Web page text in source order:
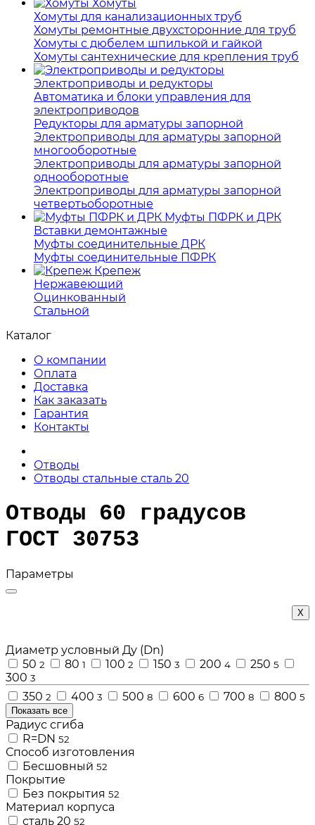
Хомуты
Хомуты для канализационных труб
Хомуты ремонтные двухсторонние для труб
Хомуты с дюбелем шпилькой и гайкой
Хомуты сантехнические для крепления труб
Электроприводы и редукторы
Автоматика и блоки управления для
электроприводов
Редукторы для арматуры запорной
Электроприводы для арматуры запорной
многооборотные
Электроприводы для арматуры запорной
однооборотные
Электроприводы для арматуры запорной
четвертьоборотные
Муфты ПФРК и ДРК
Вставки демонтажные
Муфты соединительные ДРК
Муфты соединительные ПФРК
Крепеж
Нержавеющий
Оцинкованный
Стальной
Каталог
О компании
Оплата
Доставка
Как заказать
Гарантия
Контакты
Отводы
Отводы стальные сталь 20
Отводы 60 градусов
ГОСТ 30753
Параметры
Х
Диаметр условный Ду (Dn)
50 2 80 1 100 2 150 3 200 4 250 5
300 3
350 2 400 3 500 8 600 6 700 8 800 5
Показать все
Радиус сгиба
R=DN 52
Способ изготовления
Бесшовный 52
Покрытие
Без покрытия 52
Материал корпуса
сталь 20 52